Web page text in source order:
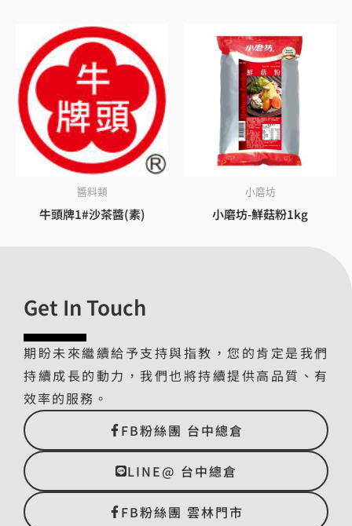
醬料類
牛頭牌1#沙茶醬(素)
小磨坊
小磨坊-鮮菇粉1kg
Get In Touch
期盼未來繼續給予支持與指教，您的肯定是我們
持續成長的動力，我們也將持續提供高品質、有
效率的服務。
FB粉絲團 台中總倉
LINE@ 台中總倉
FB粉絲團 雲林門市